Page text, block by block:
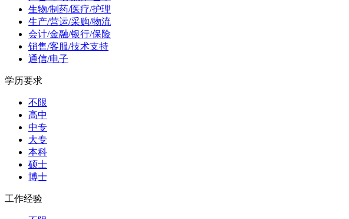
生物/制药/医疗/护理
生产/营运/采购/物流
会计/金融/银行/保险
销售/客服/技术支持
通信/电子
学历要求
不限
高中
中专
大专
本科
硕士
博士
工作经验